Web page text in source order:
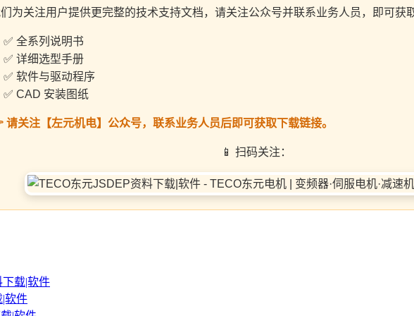
为关注用户提供更完整的技术支持文档，请关注公众号并联系业务人员，即可获
✅ 全系列说明书
✅ 详细选型手册
✅ 软件与驱动程序
✅ CAD 安装图纸
请关注【左元机电】公众号，联系业务人员后即可获取下载链接。
📱 扫码关注：
下载|软件
|软件